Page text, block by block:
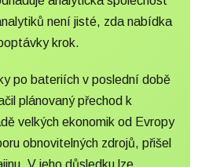
není jisté, zda nabídka
krok.
po bateriích v poslední době
plánovaný přechod k
velkých ekonomik od Evropy
obnovitelných zdrojů, přišel